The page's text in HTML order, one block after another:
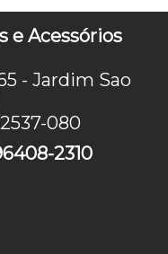
e Acessórios
- Jardim Sao
080
2310